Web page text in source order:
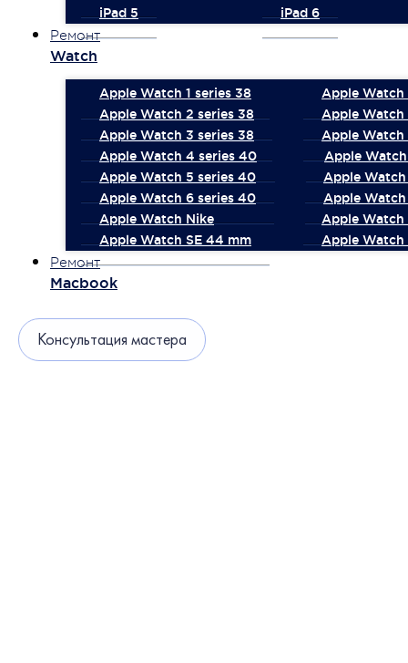
iPad 5
iPad 6
Ремонт
Watch
Apple Watch 1 series 38
Apple Watch
Apple Watch 2 series 38
Apple Watch
Apple Watch 3 series 38
Apple Watch
Apple Watch 4 series 40
Apple
Apple Watch 5 series 40
Apple
Apple Watch 6 series 40
Apple
Apple Watch Nike
Apple Watch
Apple Watch SE 44 mm
Apple Watch
Ремонт
Macbook
Консультация мастера